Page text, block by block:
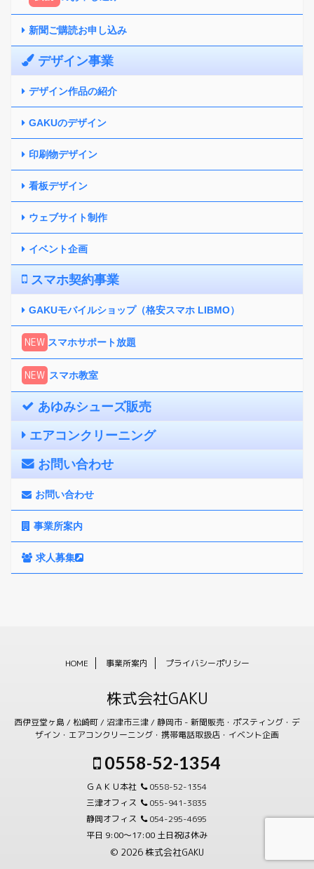
新聞ご購読お申し込み
デザイン事業
デザイン作品の紹介
GAKUのデザイン
印刷物デザイン
看板デザイン
ウェブサイト制作
イベント企画
スマホ契約事業
GAKUモバイルショップ（格安スマホ LIBMO）
NEW スマホサポート放題
NEW スマホ教室
あゆみシューズ販売
エアコンクリーニング
お問い合わせ
お問い合わせ
事業所案内
求人募集
HOME 事業所案内 プライバシーポリシー
株式会社GAKU
西伊豆堂ヶ島 / 松崎町 / 沼津市三津 / 静岡市 - 新聞販売・ポスティング・デ
ザイン・エアコンクリーニング・携帯電話取扱店・イベント企画
0558-52-1354
ＧＡＫＵ本社
0558-52-1354
三津オフィス
055-941-3835
静岡オフィス
054-295-4695
平日 9:00〜17:00 土日祝は休み
© 2026 株式会社GAKU